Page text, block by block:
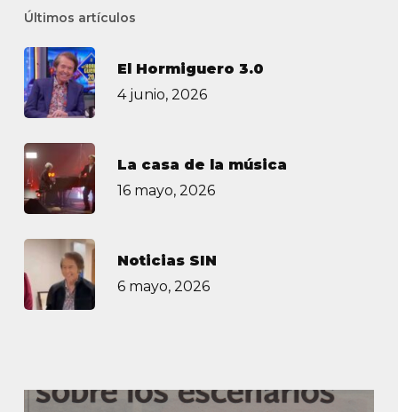
Últimos artículos
El Hormiguero 3.0
4 junio, 2026
La casa de la música
16 mayo, 2026
Noticias SIN
6 mayo, 2026